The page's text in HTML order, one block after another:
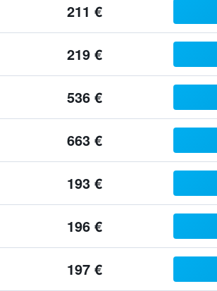
211 €
219 €
536 €
663 €
193 €
196 €
197 €